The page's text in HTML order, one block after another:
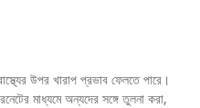
উপর খারাপ প্রভাব ফেলতে পারে।
মাধ্যমে অন্যদের সঙ্গে তুলনা করা,